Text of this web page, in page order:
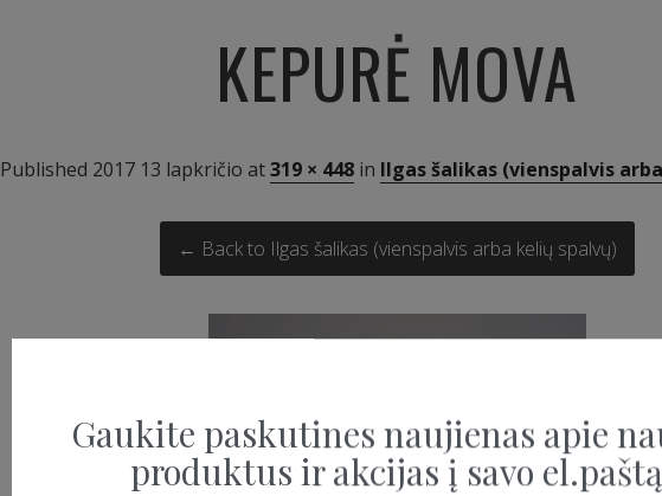
KEPURĖ MOVA
Published 2017 13 lapkričio at319 × 448in Ilgas šalikas (vienspalvis
← Back to Ilgas šalikas (vienspalvis arba kelių spalvų)
Gaukite paskutines naujienas apie
produktus ir akcijas į savo el.paštą